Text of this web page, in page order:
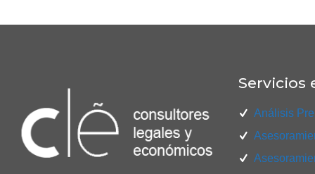
Servicios
Análisis